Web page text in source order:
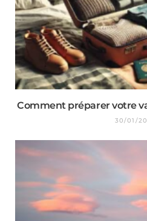
Comment préparer votre
30/01/